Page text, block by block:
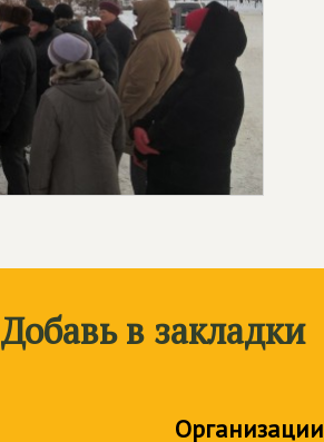
Добавь в закладки
Организации